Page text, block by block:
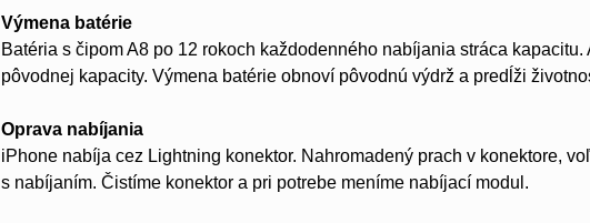
Výmena batérie
Batéria s čipom A8 po 12 rokoch každodenného nabíjania stráca
pôvodnej kapacity. Výmena batérie obnoví pôvodnú výdrž a predĺži
Oprava nabíjania
iPhone nabíja cez Lightning konektor. Nahromadený prach v konektore,
s nabíjaním. Čistíme konektor a pri potrebe meníme nabíjací modul.